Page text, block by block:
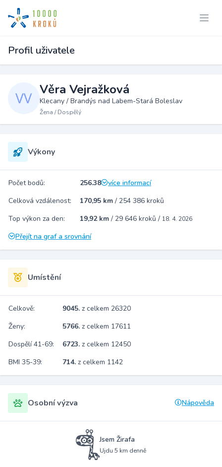
Profil uživatele
Věra Vejražková
Klecany / Brandýs nad Labem-Stará Boleslav
Žena / Dospělý
Výkony
Počet bodů: 256.38
více informací
Celková vzdálenost:
170,95 km / 254 386 kroků
Top výkon za den:
19,92 km / 29 646 kroků / 18. 4. 2026
Přejít na graf a srovnání
Umístění
Celkově: 9045. z celkem 26320
Ženy:
5766. z celkem 17611
Dospělí 41-69:
6723. z celkem 12450
BMI 35-39:
714. z celkem 1142
Osobní výzva Nápověda
Jsem Žirafa
Ujdu 5 km denně